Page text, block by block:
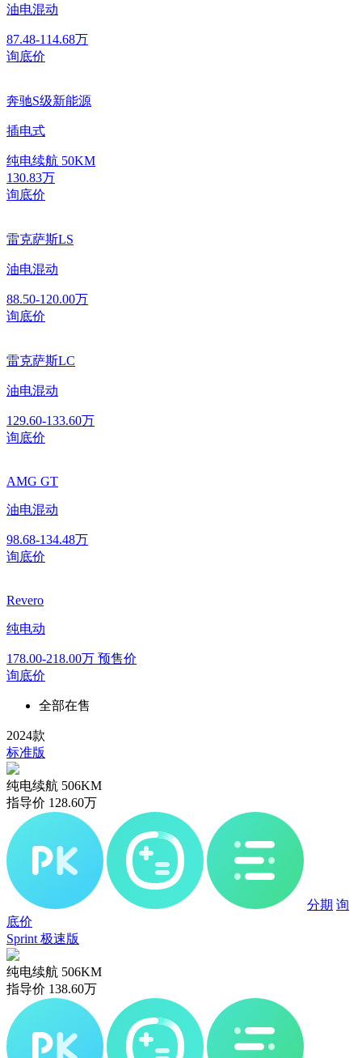
油电混动
87.48-114.68万
询底价
奔驰S级新能源
插电式
纯电续航 50KM
130.83万
询底价
雷克萨斯LS
油电混动
88.50-120.00万
询底价
雷克萨斯LC
油电混动
129.60-133.60万
询底价
AMG GT
油电混动
98.68-134.48万
询底价
Revero
纯电动
178.00-218.00万 预售价
询底价
全部在售
2024款
标准版
纯电续航 506KM
指导价 128.60万
分期 询
底价
Sprint 极速版
纯电续航 506KM
指导价 138.60万